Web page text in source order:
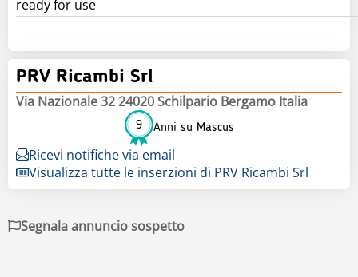
PRV Ricambi Srl
Via Nazionale 32 24020 Schilpario Bergamo Italia
9 Anni su Mascus
Ricevi notifiche via email
Visualizza tutte le inserzioni di PRV Ricambi Srl
Segnala annuncio sospetto